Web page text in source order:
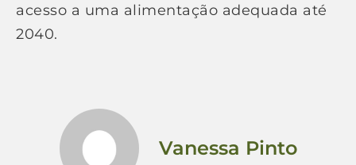
acesso a uma alimentação adequada até
2040.
Vanessa Pinto